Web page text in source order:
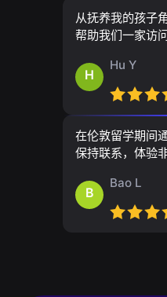
从抚养我的孩子
帮助我们一家访
H
Hu Y
在伦敦留学期间
保持联系，体验
B
Bao L